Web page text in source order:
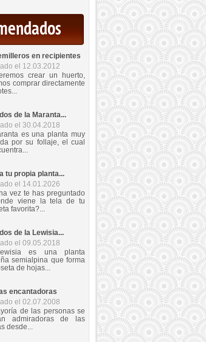
en recipientes
el 12.03.2012
crear un huerto,
comprar directamente
de la Maranta...
el 30.04.2018
es una planta muy
por su follaje, el cual
tu propia planta...
el 14.01.2026
vez te has preguntado
viene la tela de tu
favorita?...
de la Lewisia...
el 09.05.2018
es una planta
semialpina que forma
de hojas...
encantadoras
el 02.07.2008
de las personas se
admiradoras de las
desde...